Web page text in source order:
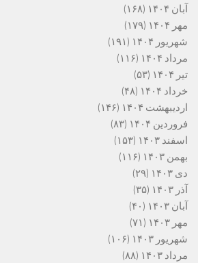
آبان ۱۴۰۴
(۱۶۸)
مهر ۱۴۰۴
(۱۷۹)
شهریور ۱۴۰۴
(۱۹۱)
مرداد ۱۴۰۴
(۱۱۶)
تیر ۱۴۰۴
(۵۳)
خرداد ۱۴۰۴
(۴۸)
اردیبهشت ۱۴۰۴
(۱۴۶)
فروردین ۱۴۰۴
(۸۳)
اسفند ۱۴۰۳
(۱۵۳)
بهمن ۱۴۰۳
(۱۱۶)
دی ۱۴۰۳
(۲۹)
آذر ۱۴۰۳
(۳۵)
آبان ۱۴۰۳
(۴۰)
مهر ۱۴۰۳
(۷۱)
شهریور ۱۴۰۳
(۱۰۶)
مرداد ۱۴۰۳
(۸۸)